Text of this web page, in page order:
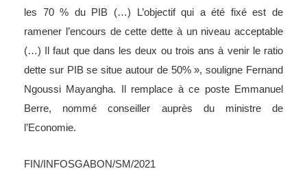
les 70 % du PIB (…) L’objectif qui a été fixé est de
ramener l’encours de cette dette à un niveau acceptable
(…) Il faut que dans les deux ou trois ans à venir le ratio
dette sur PIB se situe autour de 50% », souligne Fernand
Ngoussi Mayangha. Il remplace à ce poste Emmanuel
Berre, nommé conseiller auprès du ministre de
l’Economie.
FIN/INFOSGABON/SM/2021